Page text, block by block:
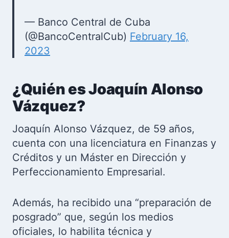
— Banco Central de Cuba
(@BancoCentralCub) February 16,
2023
¿Quién es Joaquín Alonso
Vázquez?
Joaquín Alonso Vázquez, de 59 años,
cuenta con una licenciatura en Finanzas y
Créditos y un Máster en Dirección y
Perfeccionamiento Empresarial.
Además, ha recibido una “preparación de
posgrado” que, según los medios
oficiales, lo habilita técnica y